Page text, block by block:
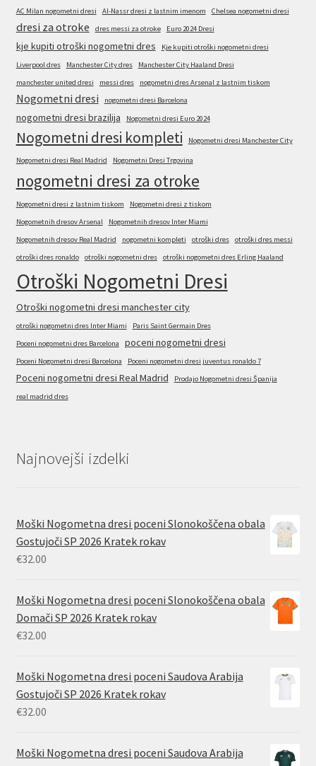
AC Milan nogometni dresi Al-Nassr dresi z lastnim imenom Chelsea nogometni dresi
dresi za otroke dres messi za otroke Euro 2024 Dresi
kje kupiti otroški nogometni dres
Kje kupiti otroški nogometni dresi
Liverpool dres
Manchester City dres
Manchester City Haaland Dresi
manchester united dresi
messi dres nogometni dres Arsenal z lastnim tiskom
Nogometni dresi nogometni dresi Barcelona
nogometni dresi brazilija Nogometni dresi Euro 2024
Nogometni dresi kompleti Nogometni dresi Manchester City
Nogometni dresi Real Madrid Nogometni Dresi Trgovina
nogometni dresi za otroke
Nogometni dresi z lastnim tiskom
Nogometni dresi z tiskom
Nogometnih dresov Arsenal
Nogometnih dresov Inter Miami
Nogometnih dresov Real Madrid
nogometni kompleti otroški dres
otroški dres messi
otroški dres ronaldo
otroški nogometni dres otroški nogometni dres Erling Haaland
Otroški Nogometni Dresi
Otroški nogometni dresi manchester city
otroški nogometni dres Inter Miami
Paris Saint Germain Dres
Poceni nogometni dres Barcelona
poceni nogometni dresi
Poceni Nogometni dresi Barcelona Poceni nogometni dresi juventus ronaldo 7
Poceni nogometni dresi Real Madrid
Prodajo Nogometni dresi Španija
real madrid dres
Najnovejši izdelki
Moški Nogometna dresi poceni Slonokoščena obala
Gostujoči SP 2026 Kratek rokav
€32.00
Moški Nogometna dresi poceni Slonokoščena obala
Domači SP 2026 Kratek rokav
€32.00
Moški Nogometna dresi poceni Saudova Arabija
Gostujoči SP 2026 Kratek rokav
€32.00
Moški Nogometna dresi poceni Saudova Arabija